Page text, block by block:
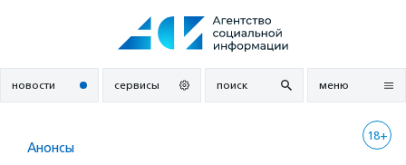
новости сервисы поиск меню
18+
Анонсы